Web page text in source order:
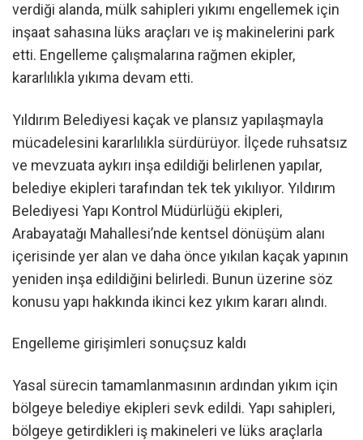
verdiği alanda, mülk sahipleri yıkımı engellemek için
inşaat sahasına lüks araçları ve iş makinelerini park
etti. Engelleme çalışmalarına rağmen ekipler,
kararlılıkla yıkıma devam etti.
Yıldırım Belediyesi kaçak ve plansız yapılaşmayla
mücadelesini kararlılıkla sürdürüyor. İlçede ruhsatsız
ve mevzuata aykırı inşa edildiği belirlenen yapılar,
belediye ekipleri tarafından tek tek yıkılıyor. Yıldırım
Belediyesi Yapı Kontrol Müdürlüğü ekipleri,
Arabayatağı Mahallesi’nde kentsel dönüşüm alanı
içerisinde yer alan ve daha önce yıkılan kaçak yapının
yeniden inşa edildiğini belirledi. Bunun üzerine söz
konusu yapı hakkında ikinci kez yıkım kararı alındı.
Engelleme girişimleri sonuçsuz kaldı
Yasal sürecin tamamlanmasının ardından yıkım için
bölgeye belediye ekipleri sevk edildi. Yapı sahipleri,
bölgeye getirdikleri iş makineleri ve lüks araçlarla